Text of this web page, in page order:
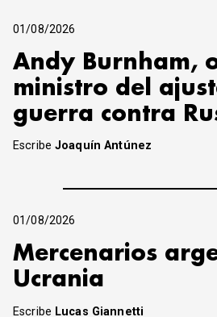
01/08/2026
Andy Burnham,
ministro del
guerra contra
EscribeJoaquín Antúnez
01/08/2026
Mercenarios
Ucrania
Escribe Lucas Giannetti